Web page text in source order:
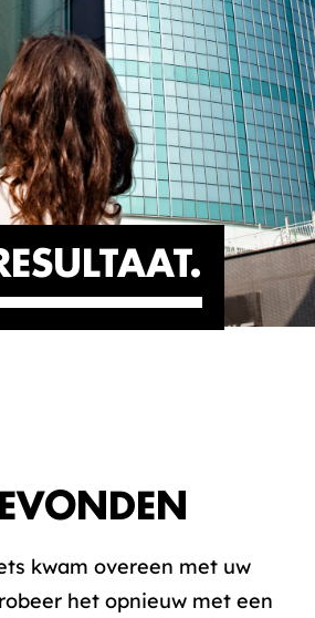
kwam overeen met uw
het opnieuw met een